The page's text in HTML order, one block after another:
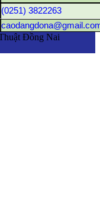
(0251) 3822263
Đồng Nai